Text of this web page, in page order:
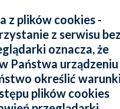
z plików cookies -
z serwisu
oznacza, że
Państwa urządzeniu
określić
plików cookies